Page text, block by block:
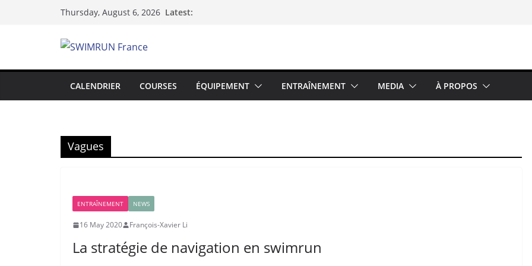
Thursday, August 6, 2026 Latest:
CALENDRIER COURSES ÉQUIPEMENT ENTRAÎNEMENT MEDIA À PROPOS
Vagues
ENTRAÎNEMENT NEWS
16 May 2020 François-Xavier Li
La stratégie de navigation en swimrun